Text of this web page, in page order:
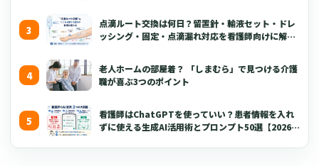
点滴ルート交換は何日？留置針・輸液セット・ドレ
ッシング・固定・点滴漏れ対応を看護師向けに解説
老人ホームの部屋着？ 「しまむら」で見つける介護
職が喜ぶ3つのポイント
看護師はChatGPTを使っていい？患者情報を入れ
ずに使える生成AI活用術とプロンプト50選【2026年